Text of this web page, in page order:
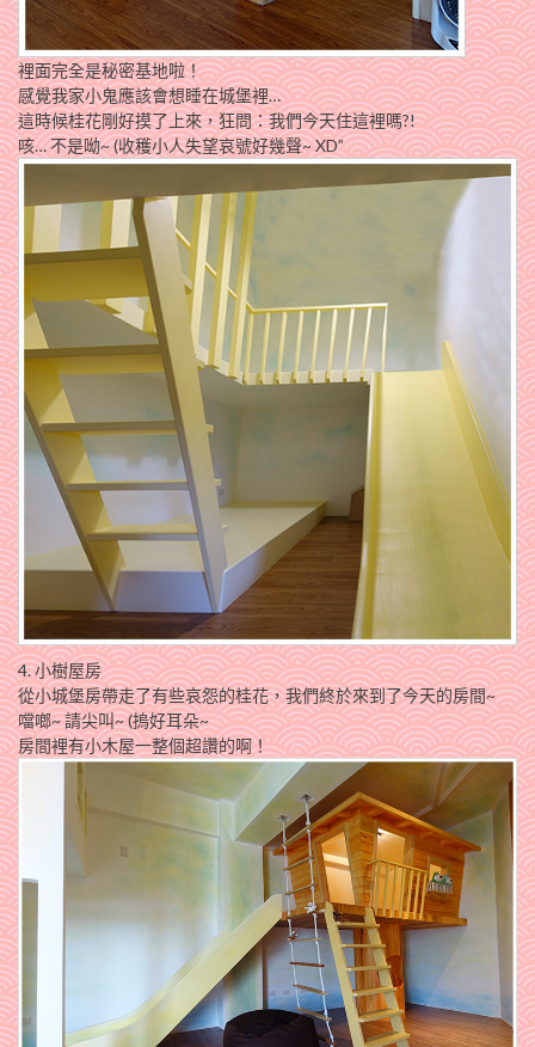
裡面完全是秘密基地啦！
感覺我家小鬼應該會想睡在城堡裡…
這時候桂花剛好摸了上來，狂問：我們今天住這裡嗎?!
咳… 不是呦~ (收穫小人失望哀號好幾聲~ XD”
4. 小樹屋房
從小城堡房帶走了有些哀怨的桂花，我們終於來到了今天的房間~
噹啷~ 請尖叫~ (摀好耳朵~
房間裡有小木屋一整個超讚的啊！